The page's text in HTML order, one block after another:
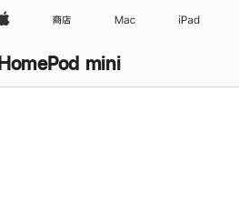
Apple 商店 Mac iPad
HomePod mini